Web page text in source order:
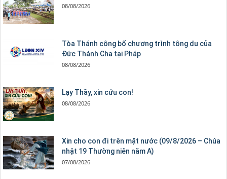
08/08/2026
Tòa Thánh công bố chương trình tông du của
Đức Thánh Cha tại Pháp
08/08/2026
Lạy Thầy, xin cứu con!
08/08/2026
Xin cho con đi trên mặt nước (09/8/2026 – Chúa
nhật 19 Thường niên năm A)
07/08/2026